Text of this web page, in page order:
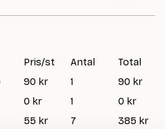
Pris/st Antal
Total
90 kr 1
90 kr
0 kr 1
0 kr
55 kr 7 385 kr